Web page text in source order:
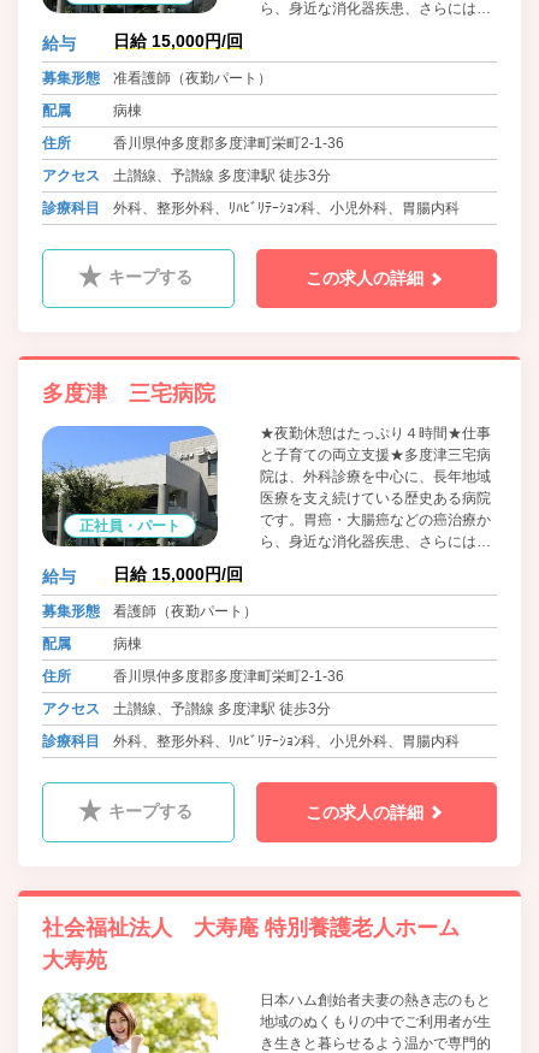
ら、身近な消化器疾患、さらには終
をサポートする」というモットーの
もと、ドクターとスタッフが全員で
医療体制を提供している温かい職場
です。
給与 日給 15,000円/回
募集形態
准看護師（夜勤パート）
配属
病棟
住所
香川県仲多度郡多度津町栄町2-1-36
アクセス
土讃線、予讃線 多度津駅 徒歩3分
診療科目
外科、整形外科、ﾘﾊﾋﾞﾘﾃｰｼｮﾝ科、小児外科、胃腸内科
キープする この求人の詳細
多度津 三宅病院
正社員・パート
★夜勤休憩はたっぷり４時間★仕事
と子育ての両立支援★多度津三宅病
院は、外科診療を中心に、長年地域
医療を支え続けている歴史ある病院
です。胃癌・大腸癌などの癌治療か
ら、身近な消化器疾患、さらには終
もと、ドクターとスタッフが全員で
医療体制を提供している温かい職場
です。
給与 日給 15,000円/回
募集形態
看護師（夜勤パート）
配属
病棟
住所
香川県仲多度郡多度津町栄町2-1-36
アクセス
土讃線、予讃線 多度津駅 徒歩3分
診療科目
外科、整形外科、ﾘﾊﾋﾞﾘﾃｰｼｮﾝ科、小児外科、胃腸内科
キープする この求人の詳細
社会福祉法人 大寿庵 特別養護老人ホーム
大寿苑
日本ハム創始者夫妻の熱き志のもと
地域のぬくもりの中でご利用者が生
き生きと暮らせるよう温かで専門的